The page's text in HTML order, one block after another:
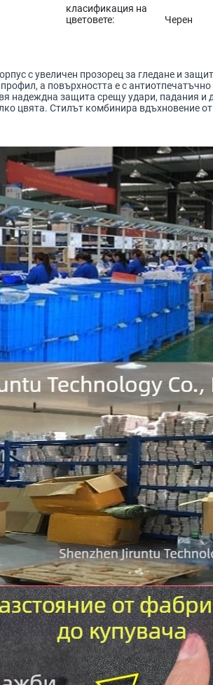
класификация на
цветовете:
Черен
с увеличен прозорец за гледане и
а повърхността е с
надеждна защита срещу удари, падания
цвята. Стилът комбинира вдъхновение